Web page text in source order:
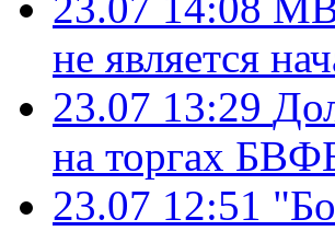
не является
23.07 13:29
на торгах
23.07 12:51